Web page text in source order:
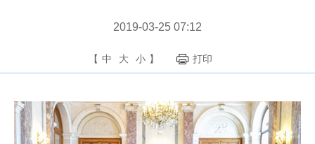
2019-03-25 07:12
【 中 大 小 】 打印